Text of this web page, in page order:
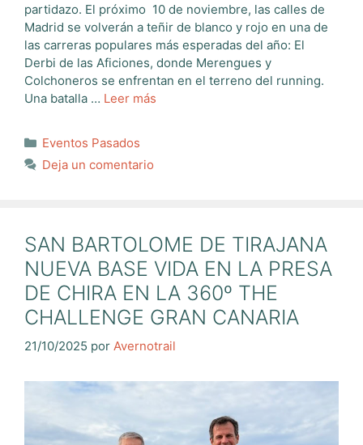
partidazo. El próximo 10 de noviembre, las calles de
Madrid se volverán a teñir de blanco y rojo en una de
las carreras populares más esperadas del año: El
Derbi de las Aficiones, donde Merengues y
Colchoneros se enfrentan en el terreno del running.
Una batalla … Leer más
Categorías
Eventos Pasados
Deja un comentario
SAN BARTOLOME DE TIRAJANA
NUEVA BASE VIDA EN LA PRESA
DE CHIRA EN LA 360º THE
CHALLENGE GRAN CANARIA
21/10/2025 por Avernotrail